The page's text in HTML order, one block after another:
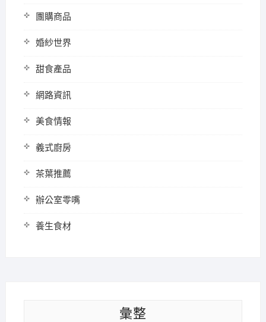
團購商品
婚紗世界
甜食產品
網路資訊
美食情報
義式廚房
茶葉推薦
辦公室零嘴
養生食材
彙整